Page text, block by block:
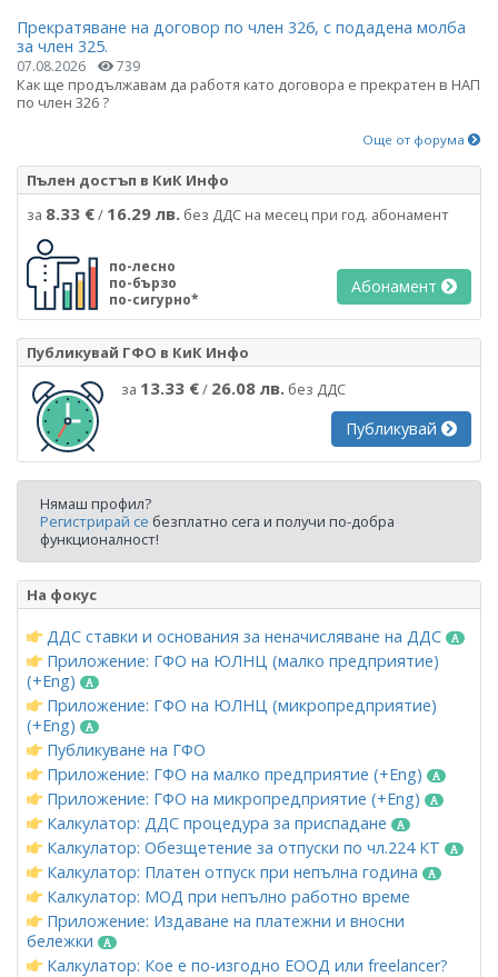
Прекратяване на договор по член 326, с подадена молба
за член 325.
07.08.2026 739
Как ще продължавам да работя като договора е прекратен в НАП
по член 326 ?
Още от форума
Пълен достъп в КиК Инфо
за 8.33 €/ 16.29 лв. без ДДС на месец при год. абонамент
по-лесно
по-бързо
по-сигурно*
Абонамент
Публикувай ГФО в КиК Инфо
за 13.33 €/ 26.08 лв. без ДДС
Публикувай
Нямаш профил?
Регистрирай се безплатно сега и получи по-добра
функционалност!
На фокус
ДДС ставки и основания за неначисляване на ДДС
Приложение: ГФО на ЮЛНЦ (малко предприятие)
(+Eng)
Приложение: ГФО на ЮЛНЦ (микропредприятие)
(+Eng)
Публикуване на ГФО
Приложение: ГФО на малко предприятие (+Eng)
Приложение: ГФО на микропредприятие (+Eng)
Калкулатор: ДДС процедура за приспадане
Калкулатор: Обезщетение за отпуски по чл.224 КТ
Калкулатор: Платен отпуск при непълна година
Калкулатор: МОД при непълно работно време
Приложение: Издаване на платежни и вносни
бележки
Калкулатор: Кое е по-изгодно ЕООД или freelancer?